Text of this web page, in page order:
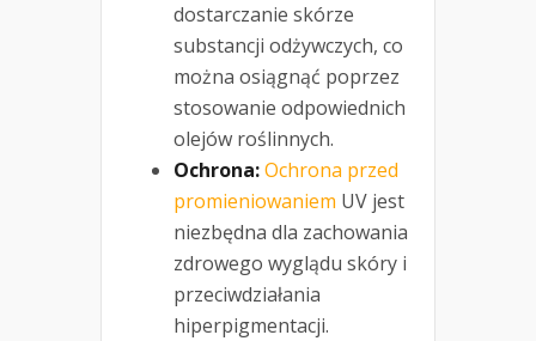
dostarczanie skórze
substancji odżywczych, co
można osiągnąć poprzez
stosowanie odpowiednich
olejów roślinnych.
Ochrona:Ochrona przed
promieniowaniem UV jest
niezbędna dla zachowania
zdrowego wyglądu skóry i
przeciwdziałania
hiperpigmentacji.